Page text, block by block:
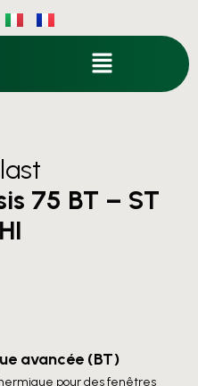
75 BT – ST
avancée (BT)
pour des fenêtres